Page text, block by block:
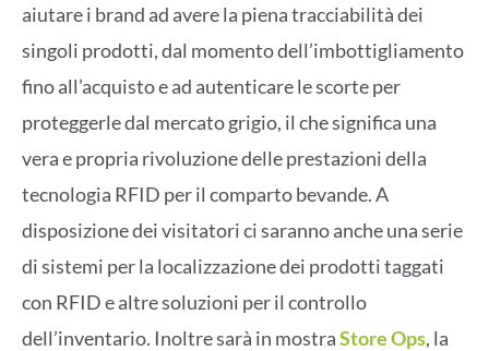
aiutare i brand ad avere la piena tracciabilità dei
singoli prodotti, dal momento dell’imbottigliamento
fino all’acquisto e ad autenticare le scorte per
proteggerle dal mercato grigio, il che significa una
vera e propria rivoluzione delle prestazioni della
tecnologia RFID per il comparto bevande. A
disposizione dei visitatori ci saranno anche una serie
di sistemi per la localizzazione dei prodotti taggati
con RFID e altre soluzioni per il controllo
dell’inventario. Inoltre sarà in mostraStore Ops, la